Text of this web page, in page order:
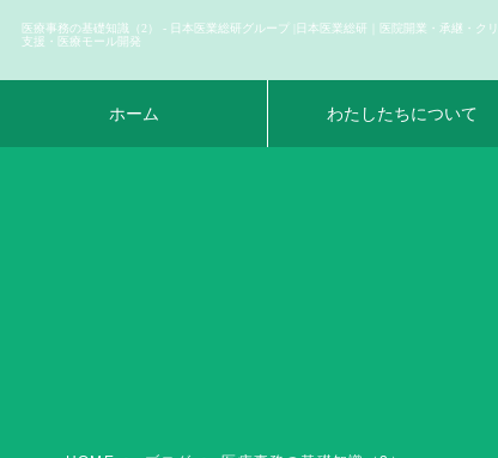
医療事務の基礎知識（2） - 日本医業総研グループ |日本医業総研｜医院開業・承継・ク
支援・医療モール開発
ホーム わたしたちについて